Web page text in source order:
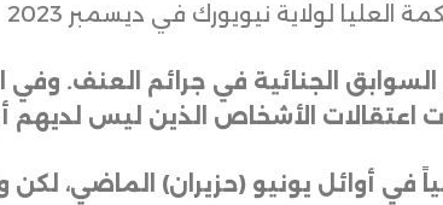
لولاية نيويورك في ديسمبر 2023
الجنائية في جرائم العنف.
ذروتها بمعدل نحو 1200 يومياً في أوائل يونيو